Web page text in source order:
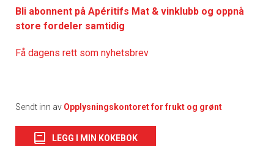
Bli abonnent på Apéritifs Mat & vinklubb og oppnå
store fordeler samtidig
Få dagens rett som nyhetsbrev
Sendt inn av Opplysningskontoret for frukt og grønt
LEGG I MIN KOKEBOK